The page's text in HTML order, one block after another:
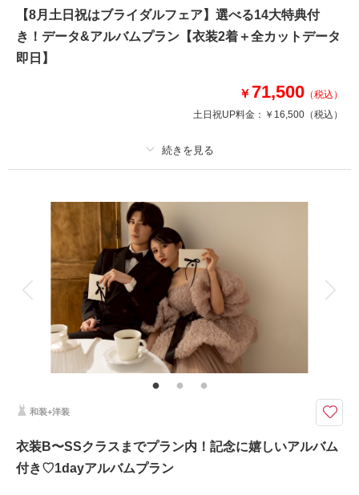
217,800円(税込)
▶︎即日契約で196,020円(税込)
2025年9月30日
相談予約する
来店・オンライン
【8月土日祝はブライダルフェア】選べる14大特典付
き！データ&アルバムプラン【衣装2着＋全カットデータ
即日】
￥ 71,500 （税込）
土日祝UP料金： ￥16,500 （税込）
撮影料 新婦衣装2着
着付け ヘアメイク
アルバム データ 100 カット
衣装追加 会食
家族と撮影 家族用衣装レンタル
その他含むもの
アートブーケ・Yシャツレンタル・シューズレンタル
イクと全カットデータが付いたお手頃プラン
・プレミアライン追加料金通常70%オフ
・アルバムグレードアップ無料
和装+洋装
衣装B〜SSクラスまでプラン内！記念に嬉しいアルバム
付き♡1dayアルバムプラン